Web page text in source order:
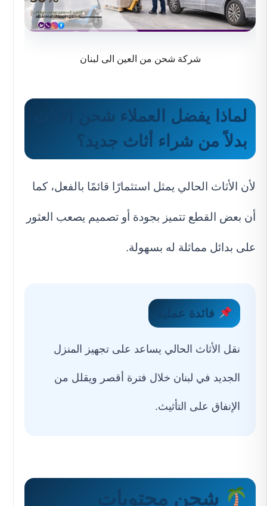
شركة شحن من العين الى لبنان
لماذا يفضل العملاء شحن الأثاث
بدلاً من شراء أثاث جديد؟
لأن الأثاث الحالي يمثل استثمارًا قائمًا بالفعل، كما
أن بعض القطع تتميز بجودة أو تصميم يصعب العثور
على بدائل مماثلة له بسهولة.
فائدة عملية
نقل الأثاث الحالي يساعد على تجهيز المنزل
الجديد في لبنان خلال فترة أقصر ويقلل من
الإنفاق على التأثيث.
شحن محتويات